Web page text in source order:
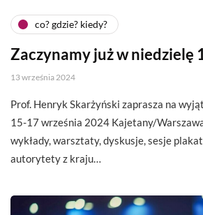
co? gdzie? kiedy?
Zaczynamy już w niedzielę
13 września 2024
Prof. Henryk Skarżyński zaprasza na
15-17 września 2024 Kajetany/
wykłady, warsztaty, dyskusje, sesje
autorytety z kraju…